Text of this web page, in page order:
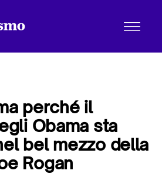
perché il
Obama sta
bel mezzo della
Rogan